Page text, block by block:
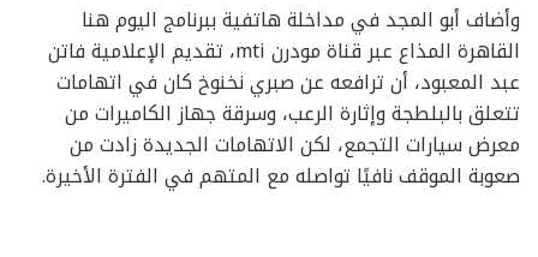
وأضاف أبو المجد في مداخلة هاتفية ببرنامج اليوم هنا
القاهرة المذاع عبر قناة مودرن mti، تقديم الإعلامية فاتن
عبد المعبود، أن ترافعه عن صبري نخنوخ كان في اتهامات
تتعلق بالبلطجة وإثارة الرعب، وسرقة جهاز الكاميرات من
معرض سيارات التجمع، لكن الاتهامات الجديدة زادت من
صعوبة الموقف نافيًا تواصله مع المتهم في الفترة الأخيرة.